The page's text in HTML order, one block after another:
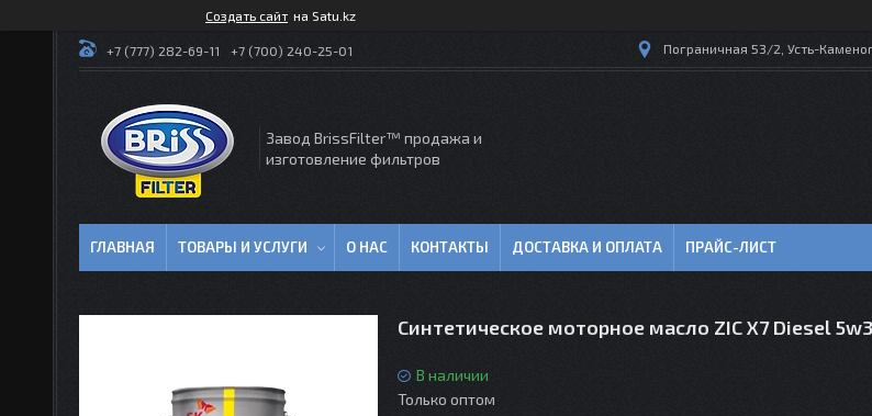
Создать сайт на Satu.kz
+7 (777) 282-69-11 +7 (700) 240-25-01 Пограничная 53/2, Усть-
Завод BrissFilter™ продажа и
изготовление фильтров
ГЛАВНАЯ ТОВАРЫ И УСЛУГИ О НАС КОНТАКТЫ ДОСТАВКА И ОПЛАТА ПРАЙС-ЛИСТ
Синтетическое моторное масло ZIC X7 Diesel
В наличии
Только оптом